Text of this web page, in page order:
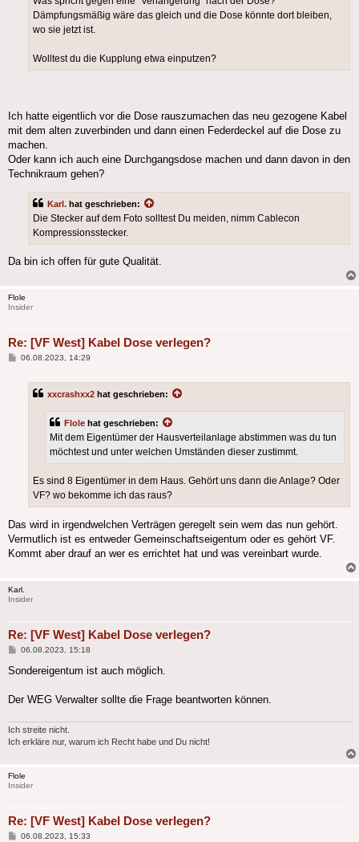
Dämpfungsmäßig wäre das gleich und die Dose könnte dort bleiben,
wo sie jetzt ist.
Wolltest du die Kupplung etwa einputzen?
Ich hatte eigentlich vor die Dose rauszumachen das neu gezogene Kabel
mit dem alten zuverbinden und dann einen Federdeckel auf die Dose zu
machen.
Oder kann ich auch eine Durchgangsdose machen und dann davon in den
Technikraum gehen?
Karl. hat geschrieben:
Die Stecker auf dem Foto solltest Du meiden, nimm Cablecon
Kompressionsstecker.
Da bin ich offen für gute Qualität.
Flole
Insider
Re: [VF West] Kabel Dose verlegen?
Beitrag
06.08.2023, 14:29
xxcrashxx2 hat geschrieben:
Flole hat geschrieben:
Mit dem Eigentümer der Hausverteilanlage abstimmen was du tun
möchtest und unter welchen Umständen dieser zustimmt.
Es sind 8 Eigentümer in dem Haus. Gehört uns dann die Anlage? Oder
VF? wo bekomme ich das raus?
Das wird in irgendwelchen Verträgen geregelt sein wem das nun gehört.
Vermutlich ist es entweder Gemeinschaftseigentum oder es gehört VF.
Kommt aber drauf an wer es errichtet hat und was vereinbart wurde.
Karl.
Insider
Re: [VF West] Kabel Dose verlegen?
Beitrag
06.08.2023, 15:18
Sondereigentum ist auch möglich.
Der WEG Verwalter sollte die Frage beantworten können.
Ich streite nicht.
Ich erkläre nur, warum ich Recht habe und Du nicht!
Flole
Insider
Re: [VF West] Kabel Dose verlegen?
Beitrag
06.08.2023, 15:33